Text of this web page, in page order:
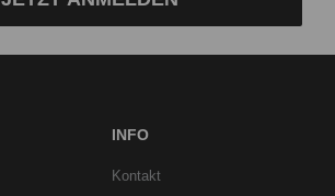
INFO
Kontakt